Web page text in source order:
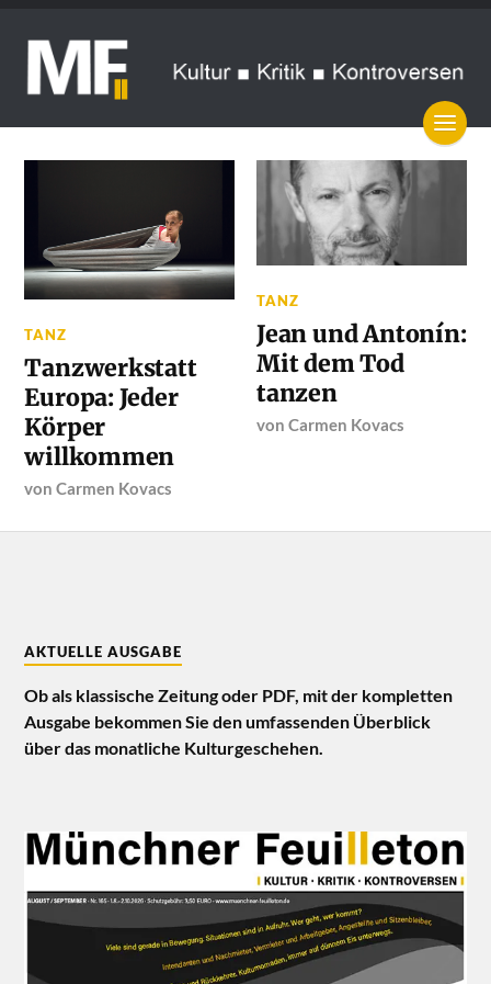
TANZ
Tanzwerkstatt
Europa: Jeder
Körper
willkommen
vonCarmen Kovacs
TANZ
Jean und Antonín:
Mit dem Tod
tanzen
vonCarmen Kovacs
AKTUELLE AUSGABE
Ob als klassische Zeitung oder PDF, mit der kompletten
Ausgabe bekommen Sie den umfassenden Überblick
über das monatliche Kulturgeschehen.